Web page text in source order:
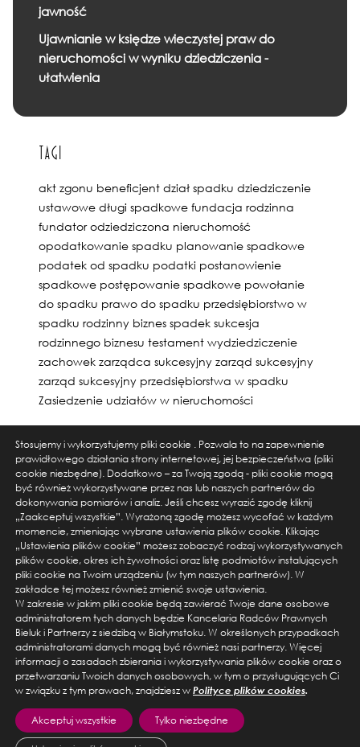
jawność
Ujawnianie w księdze wieczystej praw do
nieruchomości w wyniku dziedziczenia -
ułatwienia
Tagi
akt zgonu beneficjent dział spadku dziedziczenie
ustawowe długi spadkowe fundacja rodzinna
fundator odziedziczona nieruchomość
opodatkowanie spadku planowanie spadkowe
podatek od spadku podatki postanowienie
spadkowe postępowanie spadkowe powołanie
do spadku prawo do spadku przedsiębiorstwo w
spadku rodzinny biznes spadek sukcesja
rodzinnego biznesu testament wydziedziczenie
zachowek zarządca sukcesyjny zarząd sukcesyjny
zarząd sukcesyjny przedsiębiorstwa w spadku
Zasiedzenie udziałów w nieruchomości
ul. Warszawska 14 lok. 3, 15-063 Białystok
tel. +48 856674550, email: kancelaria@bieluk.pl
ul. Karolkowa 28/114, 01-207 Warszawa
tel. +48 666555454, email: kancelaria@bieluk.pl
© 2026 Prawo do spadku. Wszelkie prawa zastrzeżone.
Stosujemy i wykorzystujemy pliki cookie . Pozwala to na zapewnienie
prawidłowego działania strony internetowej, jej bezpieczeństwa (pliki
cookie niezbędne). Dodatkowo – za Twoją zgodą - pliki cookie mogą
być również wykorzystywane przez nas lub naszych partnerów do
dokonywania pomiarów i analiz. Jeśli chcesz wyrazić zgodę kliknij
„Zaakceptuj wszystkie”. Wyrażoną zgodę możesz wycofać w każdym
momencie, zmieniając wybrane ustawienia plików cookie. Klikając
„Ustawienia plików cookie” możesz zobaczyć rodzaj wykorzystywanych
plików cookie, okres ich żywotności oraz listę podmiotów instalujących
pliki cookie na Twoim urządzeniu (w tym naszych partnerów). W
zakładce tej możesz również zmienić swoje ustawienia.
W zakresie w jakim pliki cookie będą zawierać Twoje dane osobowe
administratorem tych danych będzie Kancelaria Radców Prawnych
Bieluk i Partnerzy z siedzibą w Białymstoku. W określonych przypadkach
administratorami danych mogą być również nasi partnerzy. Więcej
informacji o zasadach zbierania i wykorzystywania plików cookie oraz o
przetwarzaniu Twoich danych osobowych, w tym o przysługujących Ci
w związku z tym prawach, znajdziesz w Polityce plików cookies.
Akceptuj wszystkie Tylko niezbędne